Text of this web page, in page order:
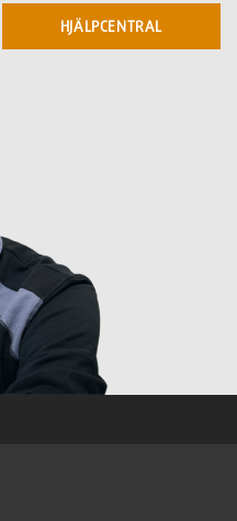
HJÄLPCENTRAL